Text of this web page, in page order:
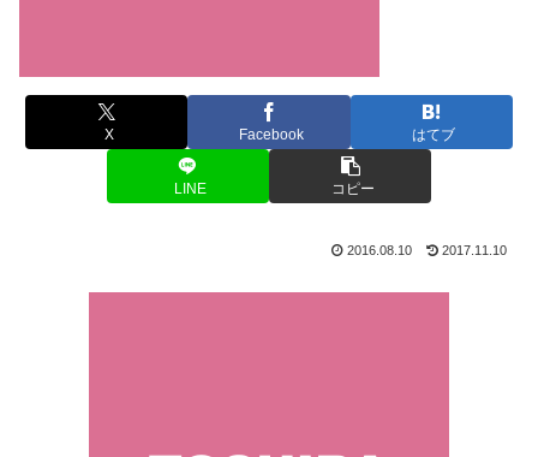
X Facebook はてブ
LINE コピー
2016.08.10 2017.11.10